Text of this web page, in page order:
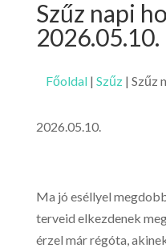
Szűz napi
2026.05.10.
Főoldal |Szűz |Szűz
2026.05.10.
Ma jó eséllyel
terveid elkezdenek
érzel már régóta,